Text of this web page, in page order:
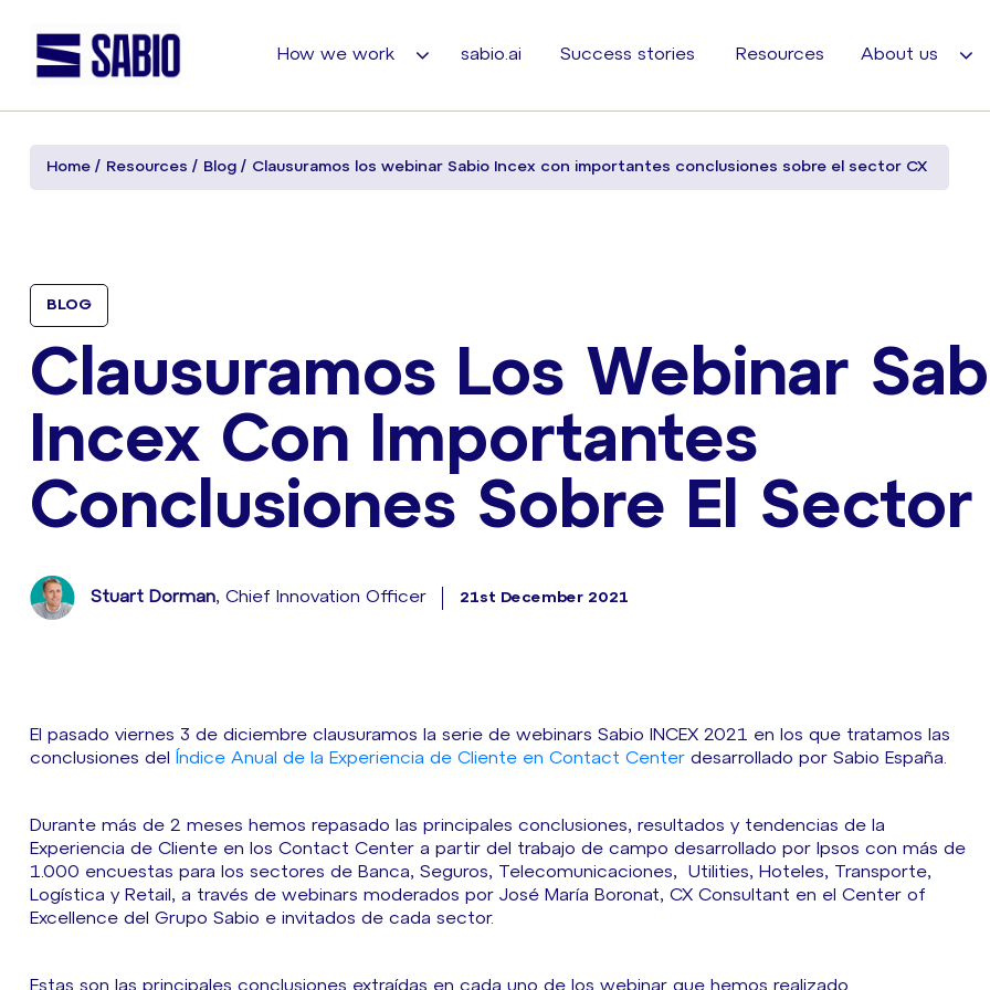
How we work sabio.ai Success stories Resources About us
Home Resources Blog Clausuramos los webinar Sabio Incex con importantes conclusiones sobre el sector CX
BLOG
Clausuramos Los Webinar
Incex Con Importantes
Conclusiones Sobre El Sector
Stuart Dorman, Chief Innovation Officer 21st December 2021
El pasado viernes 3 de diciembre clausuramos la serie de webinars Sabio INCEX 2021 en los que tratamos las
conclusiones del
Índice Anual de la Experiencia de Cliente en Contact Center desarrollado por Sabio España.
Durante más de 2 meses hemos repasado las principales conclusiones, resultados y tendencias de la
Experiencia de Cliente en los Contact Center a partir del trabajo de campo desarrollado por Ipsos con más de
1.000 encuestas para los sectores de Banca, Seguros, Telecomunicaciones, Utilities, Hoteles, Transporte,
Logística y Retail, a través de webinars moderados por José María Boronat, CX Consultant en el Center of
Excellence del Grupo Sabio e invitados de cada sector.
Estas son las principales conclusiones extraídas en cada uno de los webinar que hemos realizado.